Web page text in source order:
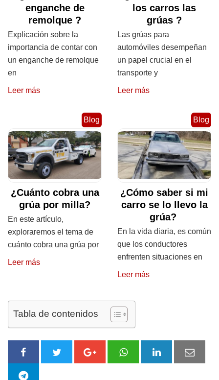
enganche de
remolque ?
Explicación sobre la
importancia de contar con
un enganche de remolque
en
Leer más
los carros las
grúas ?
Las grúas para
automóviles desempeñan
un papel crucial en el
transporte y
Leer más
Blog
¿Cuánto cobra una
grúa por milla?
En este artículo,
exploraremos el tema de
cuánto cobra una grúa por
Leer más
Blog
¿Cómo saber si mi
carro se lo llevo la
grúa?
En la vida diaria, es común
que los conductores
enfrenten situaciones en
Leer más
Tabla de contenidos